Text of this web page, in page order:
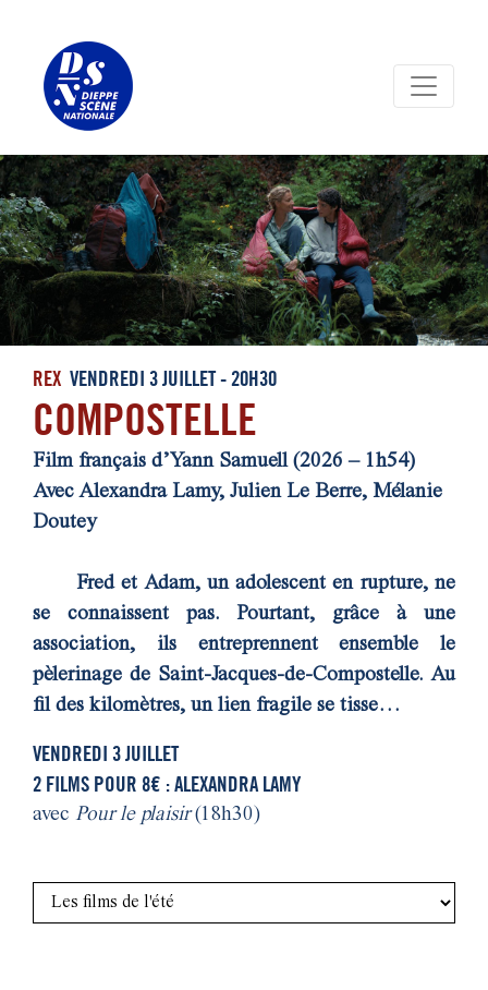
REX VENDREDI 3 JUILLET - 20H30
COMPOSTELLE
Film français d’Yann Samuell (2026 – 1h54)
Avec Alexandra Lamy, Julien Le Berre, Mélanie
Doutey
Fred et Adam, un adolescent en rupture, ne
se connaissent pas. Pourtant, grâce à une
association, ils entreprennent ensemble le
pèlerinage de Saint-Jacques-de-Compostelle. Au
fil des kilomètres, un lien fragile se tisse…
VENDREDI 3 JUILLET
2 FILMS POUR 8€ : ALEXANDRA LAMY
avec Pour le plaisir(18h30)